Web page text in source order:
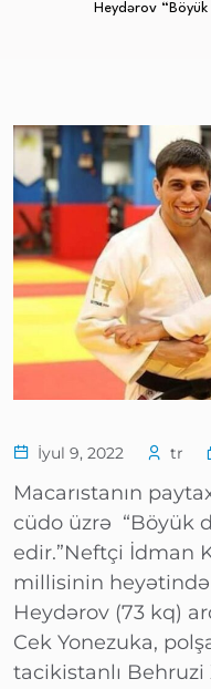
Heydərov
İyul 9, 2022 tr
Macarıstanın
cüdo üzrə “Böyük
edir.”Neftçi İdman
millisinin
Heydərov (73 kq)
Cek Yonezuka,
tacikistanlı Behruzi